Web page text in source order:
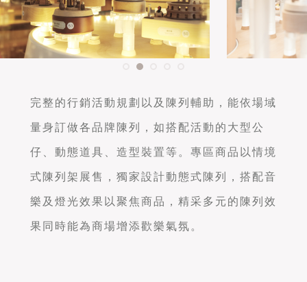
完整的行銷活動規劃以及陳列輔助，能依場域
量身訂做各品牌陳列，如搭配活動的大型公
仔、動態道具、造型裝置等。專區商品以情境
式陳列架展售，獨家設計動態式陳列，搭配音
樂及燈光效果以聚焦商品，精采多元的陳列效
果同時能為商場增添歡樂氣氛。